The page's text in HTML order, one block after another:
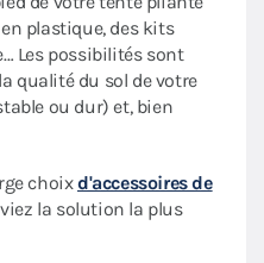
plastique, des kits
Les possibilités sont
qualité du sol de votre
ou dur) et, bien
choixd'accessoires de
la solution la plus